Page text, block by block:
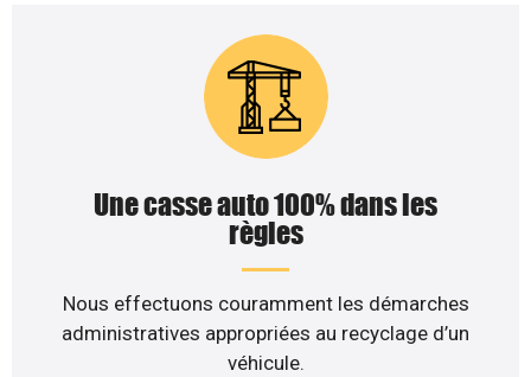
Une casse auto 100% dans les
règles
Nous effectuons couramment les démarches
administratives appropriées au recyclage d’un
véhicule.